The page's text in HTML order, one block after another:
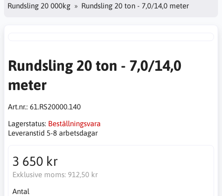
Rundsling 20 000kg
Rundsling 20 ton - 7,0/14,0 meter
Rundsling 20 ton - 7,0/14,0
meter
Art.nr.: 61.RS20000.140
Lagerstatus: Beställningsvara
Leveranstid 5-8 arbetsdagar
3 650 kr
Exklusive moms: 912,50 kr
Antal